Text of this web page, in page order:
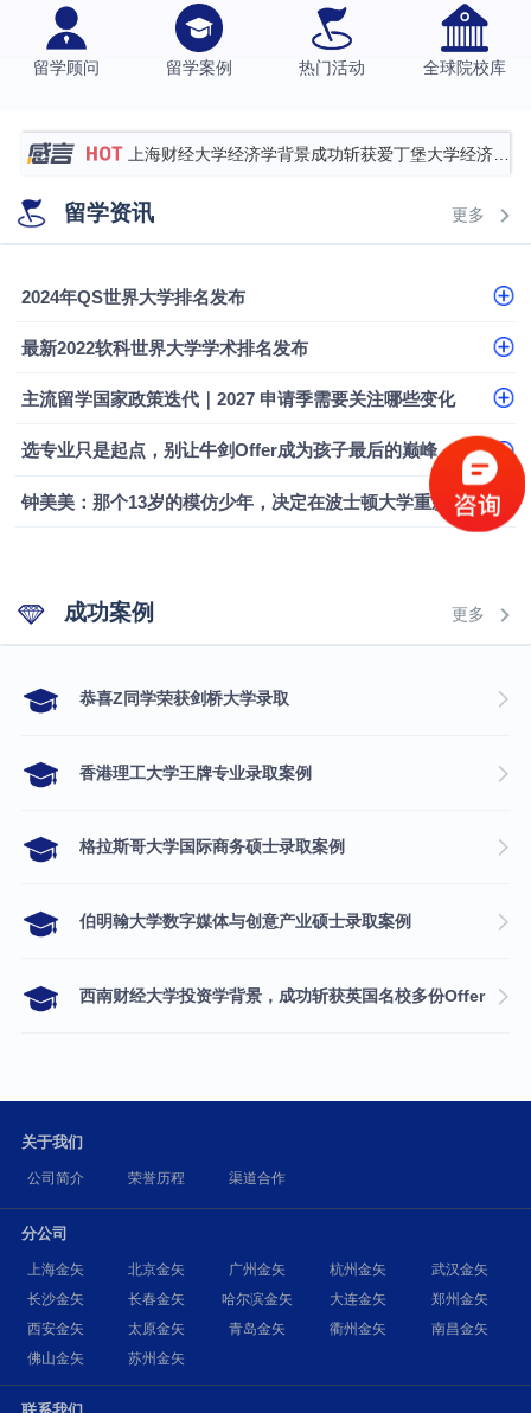
留学顾问 留学案例 热门活动 全球院校库
格拉斯哥大学国际商务硕士录取案例
伯明翰大学数字媒体与创意产业硕士录取案例
Offer
上海财经大学经济学背景成功斩获爱丁堡大学经济学
硕士录取
数学背景的他，靠“供应链”故事敲开哥大、宾大之门
专科逆袭伦敦大学学院UCL录取案例解析
留学资讯 更多
2024年QS世界大学排名发布
最新2022软科世界大学学术排名发布
主流留学国家政策迭代｜2027 申请季需要关注哪些变化
选专业只是起点，别让牛剑Offer成为孩子最后的巅峰
钟美美：那个13岁的模仿少年，决定在波士顿大学重新定义自己
成功案例 更多
​恭喜Z同学荣获剑桥大学录取
香港理工大学王牌专业录取案例
格拉斯哥大学国际商务硕士录取案例
伯明翰大学数字媒体与创意产业硕士录取案例
西南财经大学投资学背景，成功斩获英国名校多份Offer
关于我们
公司简介 荣誉历程 渠道合作
分公司
上海金矢 北京金矢 广州金矢 杭州金矢
武汉金矢
长沙金矢
长春金矢 哈尔滨金矢 大连金矢
郑州金矢
西安金矢
太原金矢 青岛金矢 衢州金矢
南昌金矢
佛山金矢
苏州金矢